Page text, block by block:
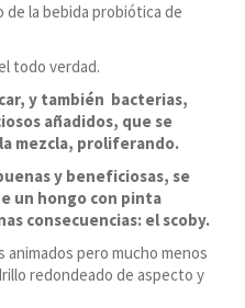
de la bebida probiótica de
todo verdad.
y también bacterias,
añadidos, que se
mezcla, proliferando.
y beneficiosas, se
un hongo con pinta
consecuencias: el scoby.
animados pero mucho menos
redondeado de aspecto y